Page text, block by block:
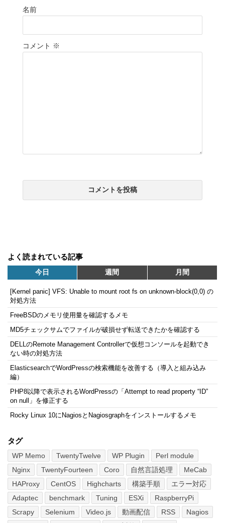
名前
コメント ※
よく読まれている記事
今日 週間 月間
[Kernel panic] VFS: Unable to mount root fs on unknown-block(0,0) の
対処方法
FreeBSDのメモリ使用量を確認するメモ
MD5チェックサムでファイルが破損せず転送できたかを確認する
DELLのRemote Management Controllerで仮想コンソールを起動でき
ない時の対処方法
ElasticsearchでWordPressの検索機能を改善する（導入と組み込み
編）
PHP8以降で表示されるWordPressの「Attempt to read property “ID”
on null」を修正する
Rocky Linux 10にNagiosとNagiosgraphをインストールするメモ
タグ
WP Memo TwentyTwelve WP Plugin
Perl module
Nginx
TwentyFourteen Coro 自然言語処理
MeCab
HAProxy
CentOS Highcharts 構築手順
エラー対応
Adaptec
benchmark Tuning ESXi
RaspberryPi
Scrapy
Selenium Video.js 動画配信 RSS
Nagios